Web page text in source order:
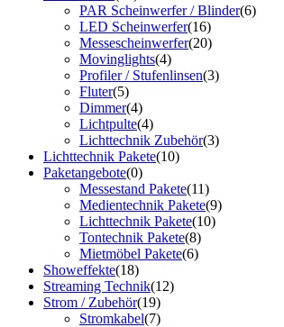
PAR Scheinwerfer / Blinder(6)
LED Scheinwerfer(16)
Messescheinwerfer(20)
Movinglights(4)
Profiler / Stufenlinsen(3)
Fluter(5)
Dimmer(4)
Lichtpulte(4)
Lichttechnik Zubehör(3)
Lichttechnik Pakete(10)
Paketangebote(0)
Messestand Pakete(11)
Medientechnik Pakete(9)
Lichttechnik Pakete(10)
Tontechnik Pakete(8)
Mietmöbel Pakete(6)
Showeffekte(18)
Streaming Technik(12)
Strom / Zubehör(19)
Stromkabel(7)